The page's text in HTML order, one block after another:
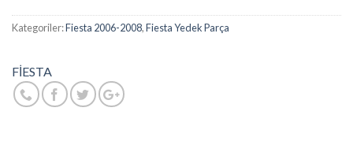
Kategoriler:Fiesta 2006-2008,Fiesta Yedek Parça
FİESTA